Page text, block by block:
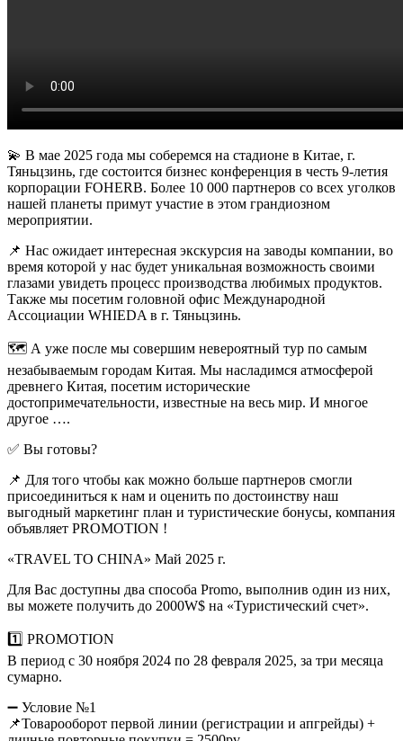
💫 В мае 2025 года мы соберемся на стадионе в Китае, г.
Тяньцзинь, где состоится бизнес конференция в честь 9-летия
корпорации FOHERB. Более 10 000 партнеров со всех уголков
нашей планеты примут участие в этом грандиозном
мероприятии.
📌 Нас ожидает интересная экскурсия на заводы компании, во
время которой у нас будет уникальная возможность своими
глазами увидеть процесс производства любимых продуктов.
Также мы посетим головной офис Международной
Ассоциации WHIEDA в г. Тяньцзинь.
🗺️ А уже после мы совершим невероятный тур по самым
незабываемым городам Китая. Мы насладимся атмосферой
древнего Китая, посетим исторические
достопримечательности, известные на весь мир. И многое
другое ….
✅ Вы готовы?
📌 Для того чтобы как можно больше партнеров смогли
присоединиться к нам и оценить по достоинству наш
выгодный маркетинг план и туристические бонусы, компания
объявляет PROMOTION !
«TRAVEL TO CHINA» Май 2025 г.
Для Вас доступны два способа Promo, выполнив один из них,
вы можете получить до 2000W$ на «Туристический счет».
1️⃣ PROMOTION
В период с 30 ноября 2024 по 28 февраля 2025, за три месяца
сумарно.
➖ Условие №1
📌Товарооборот первой линии (регистрации и апгрейды) +